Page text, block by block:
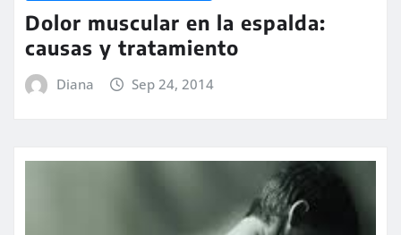
Dolor muscular en la espalda:
causas y tratamiento
Diana Sep 24, 2014